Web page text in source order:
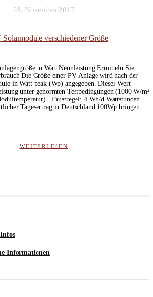
28. November 2017
in Watt Nennleistung Ermitteln Sie
Die Größe einer PV-Anlage wird nach der
in Watt peak (Wp) angegeben. Dieser Wert
unter genormten Testbedingungen (1000 W/m²
Faustregel: 4 Wh/d Wattstunden
Tagesertrag in Deutschland 100Wp bringen
WEITERLESEN
Informationen